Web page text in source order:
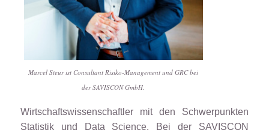
Marcel Steur ist Consultant Risiko-Management und GRC bei
der SAVISCON GmbH.
Wirtschaftswissenschaftler mit den Schwerpunkten
Statistik und Data Science. Bei der SAVISCON